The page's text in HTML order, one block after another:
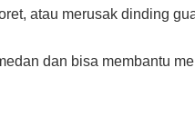
atau merusak dinding
dan bisa membantu